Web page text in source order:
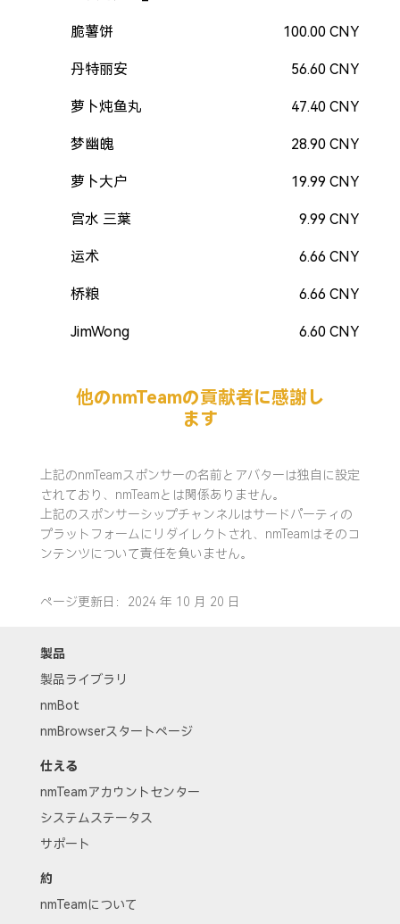
脆薯饼 100.00 CNY
丹特丽安 56.60 CNY
萝卜炖鱼丸 47.40 CNY
梦幽魄 28.90 CNY
萝卜大户 19.99 CNY
宫水 三葉 9.99 CNY
运术 6.66 CNY
桥粮 6.66 CNY
JimWong 6.60 CNY
他のnmTeamの貢献者に感謝し
ます
上記のnmTeamスポンサーの名前とアバターは独自に設定
されており、nmTeamとは関係ありません。
上記のスポンサーシップチャンネルはサードパーティの
プラットフォームにリダイレクトされ、nmTeamはそのコ
ンテンツについて責任を負いません。
ページ更新日：2024 年 10 月 20 日
製品
製品ライブラリ
nmBot
nmBrowserスタートページ
仕える
nmTeamアカウントセンター
システムステータス
サポート
約
nmTeamについて